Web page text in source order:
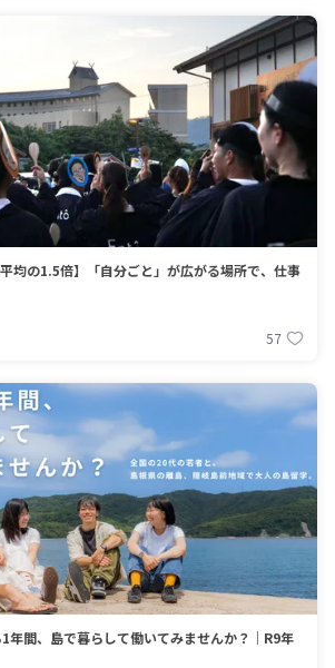
平均の1.5倍】「自分ごと」が広がる場所で、仕事
57
1年間、島で暮らして働いてみませんか？｜R9年